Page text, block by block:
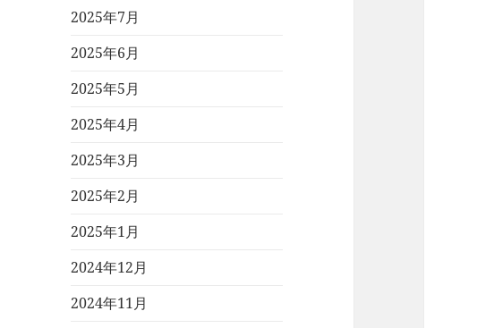
2025年7月
2025年6月
2025年5月
2025年4月
2025年3月
2025年2月
2025年1月
2024年12月
2024年11月